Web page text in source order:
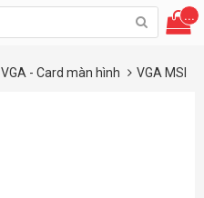
...
VGA - Card màn hình VGA MSI